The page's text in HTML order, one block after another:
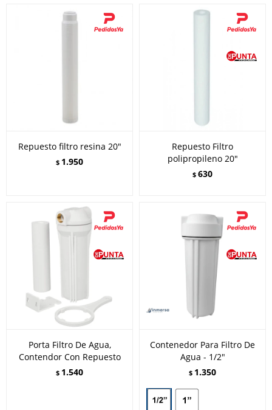
Repuesto filtro resina 20"
$ 1.950
Repuesto Filtro
polipropileno 20"
$ 630
Porta Filtro De Agua,
Contendor Con Repuesto
$ 1.540
Contenedor Para Filtro De
Agua - 1/2"
$ 1.350